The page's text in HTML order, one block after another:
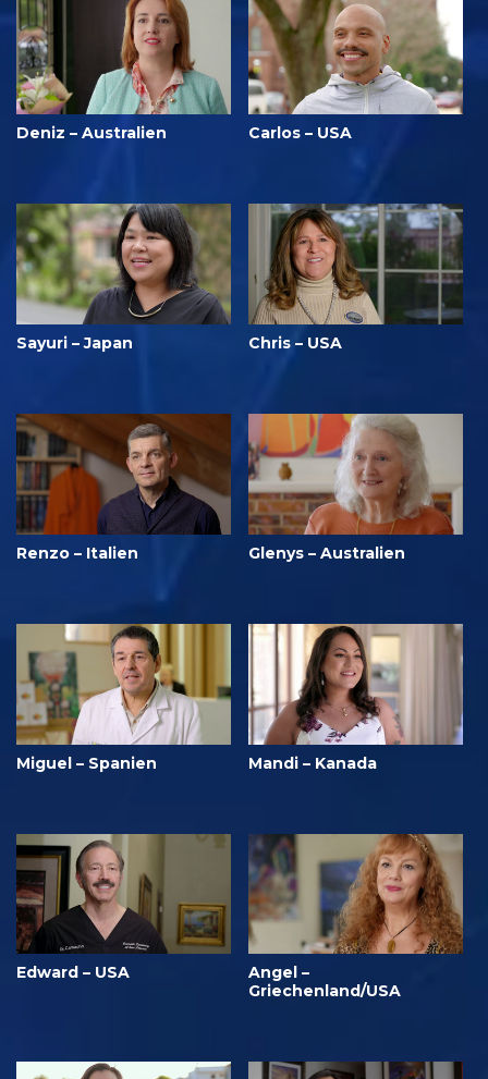
Deniz – Australien Carlos – USA
Sayuri – Japan Chris – USA
Renzo – Italien Glenys – Australien
Miguel – Spanien Mandi – Kanada
Edward – USA
Angel –
Griechenland/USA